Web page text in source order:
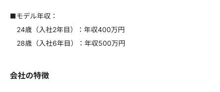
■モデル年収：
24歳（入社2年目）：年収400万円
28歳（入社6年目）：年収500万円
会社の特徴